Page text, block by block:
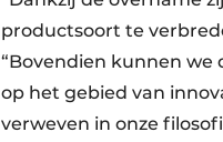
productsoort te
“Bovendien kunnen we
op het gebied van
verweven in onze